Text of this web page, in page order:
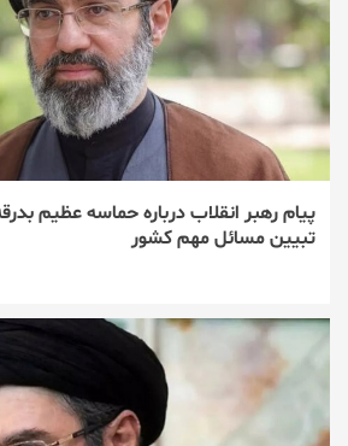
پیام رهبر انقلاب درباره حماسه عظیم
تبیین مسائل مهم کشور